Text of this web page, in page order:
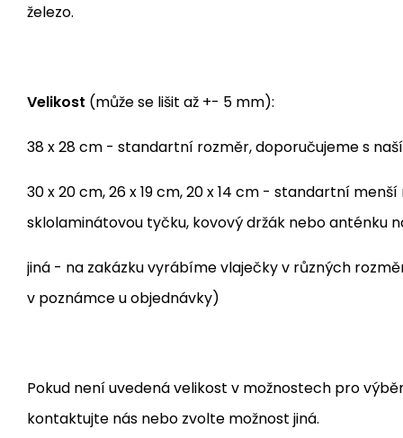
železo.
Velikost (může se lišit až +- 5 mm):
38 x 28 cm - standartní rozměr, doporučujeme s
30 x 20 cm, 26 x 19 cm, 20 x 14 cm - standartní
sklolaminátovou tyčku, kovový držák nebo anténku
jiná - na zakázku vyrábíme vlaječky v různých
v poznámce u objednávky)
Pokud není uvedená velikost v možnostech pro
kontaktujte nás nebo zvolte možnost jiná.